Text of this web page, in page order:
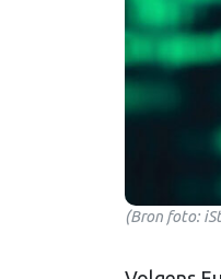
(Bron foto: